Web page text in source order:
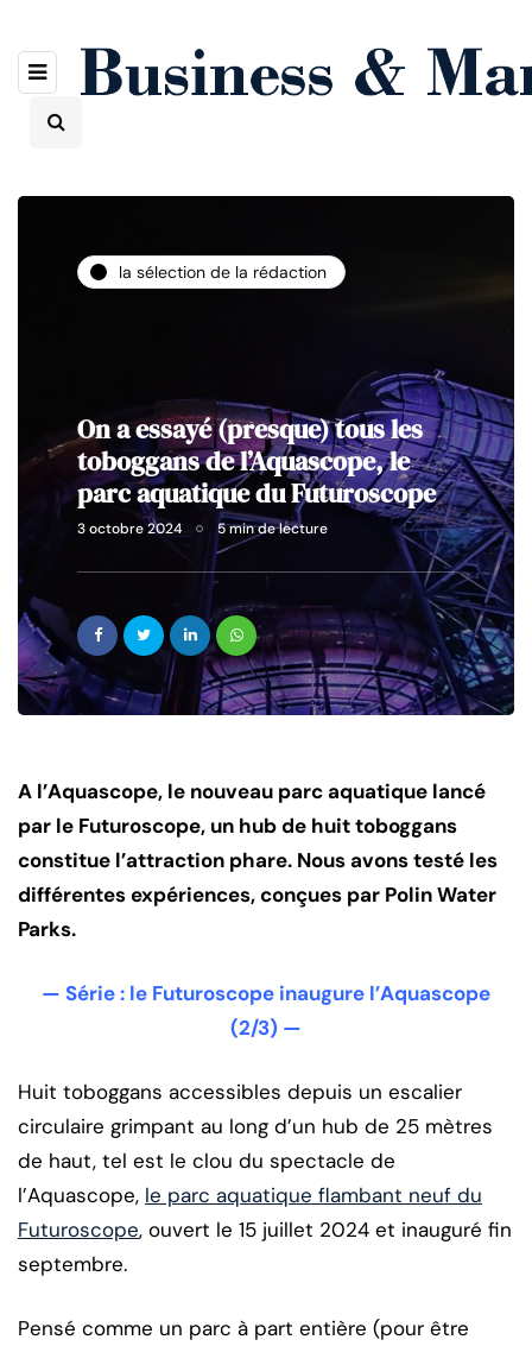
la sélection de la rédaction
On a essayé (presque) tous les
toboggans de l’Aquascope, le
parc aquatique du Futuroscope
3 octobre 2024 5 min de lecture
A l’Aquascope, le nouveau parc aquatique lancé
par le Futuroscope, un hub de huit toboggans
constitue l’attraction phare. Nous avons testé les
différentes expériences, conçues par Polin Water
Parks.
— Série : le Futuroscope inaugure l’Aquascope
(2/3) —
Huit toboggans accessibles depuis un escalier
circulaire grimpant au long d’un hub de 25 mètres
de haut, tel est le clou du spectacle de
l’Aquascope, le parc aquatique flambant neuf du
Futuroscope, ouvert le 15 juillet 2024 et inauguré fin
septembre.
Pensé comme un parc à part entière (pour être